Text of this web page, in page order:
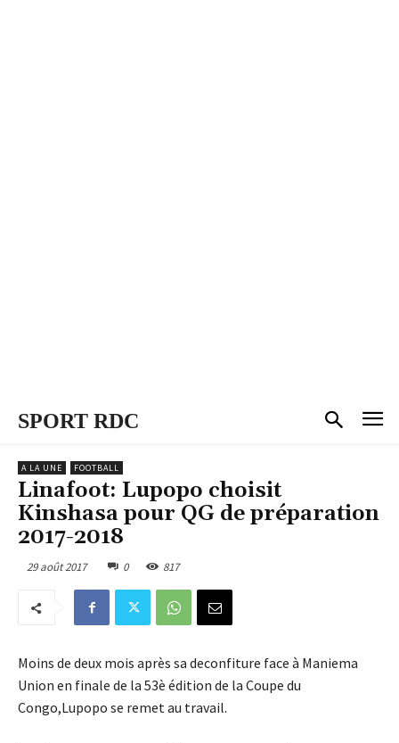
SPORT RDC
A LA UNE FOOTBALL
Linafoot: Lupopo choisit
Kinshasa pour QG de préparation
2017-2018
29 août 2017 0 817
Moins de deux mois après sa deconfiture face à Maniema
Union en finale de la 53è édition de la Coupe du
Congo,Lupopo se remet au travail.